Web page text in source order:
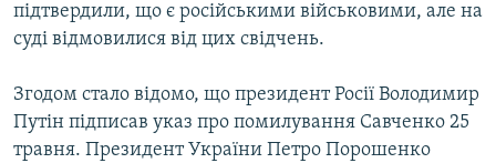
підтвердили, що є російськими військовими, але на
суді відмовилися від цих свідчень.
Згодом стало відомо, що президент Росії Володимир
Путін підписав указ про помилування Савченко 25
травня. Президент України Петро Порошенко